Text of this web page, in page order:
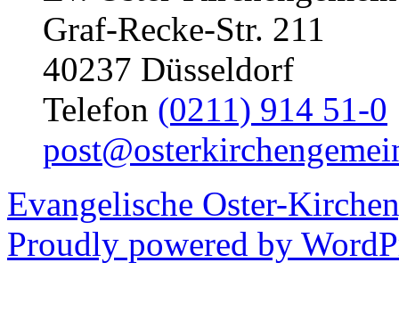
Graf-Recke-Str. 211
40237 Düsseldorf
Telefon (0211) 914 51-0
Evangelische Oster-
Proudly powered by